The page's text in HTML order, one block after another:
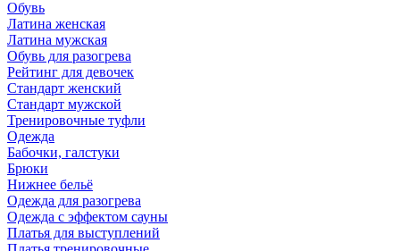
Обувь
Латина женская
Латина мужская
Обувь для разогрева
Рейтинг для девочек
Стандарт женский
Стандарт мужской
Тренировочные туфли
Одежда
Бабочки, галстуки
Брюки
Нижнее бельё
Одежда для разогрева
Одежда с эффектом сауны
Платья для выступлений